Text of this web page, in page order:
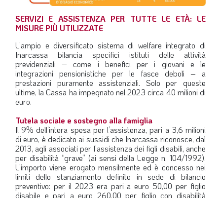
SERVIZI E ASSISTENZA PER TUTTE LE ETÀ: LE
MISURE PIÙ UTILIZZATE
L’ampio e diversificato sistema di welfare integrato di
Inarcassa bilancia specifici istituti delle attività
previdenziali – come i benefici per i giovani e le
integrazioni pensionistiche per le fasce deboli – a
prestazioni puramente assistenziali. Solo per queste
ultime, la Cassa ha impegnato nel 2023 circa 40 milioni di
euro.
Tutela sociale e sostegno alla famiglia
Il 9% dell’intera spesa per l’assistenza, pari a 3,6 milioni
di euro, è dedicato ai sussidi che Inarcassa riconosce, dal
2013, agli associati per l’assistenza dei figli disabili, anche
per disabilità “grave” (ai sensi della Legge n. 104/1992).
L’importo viene erogato mensilmente ed è concesso nei
limiti dello stanziamento definito in sede di bilancio
preventivo: per il 2023 era pari a euro 50,00 per figlio
disabile e pari a euro 260,00 per figlio con disabilità